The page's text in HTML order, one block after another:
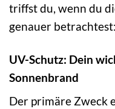
triffst du, wenn du
genauer betrachtest:
UV-Schutz: Dein
Sonnenbrand
Der primäre Zweck